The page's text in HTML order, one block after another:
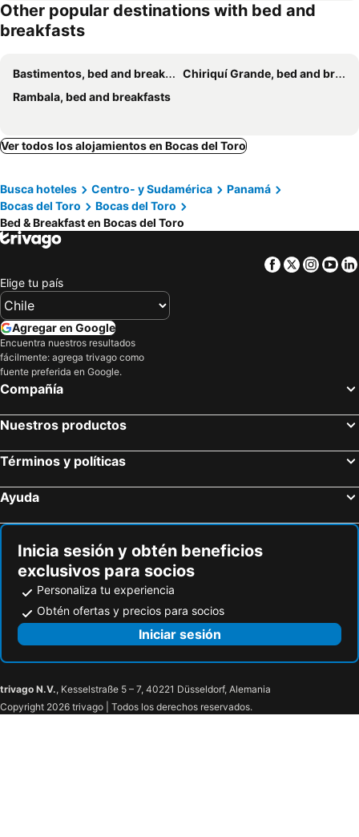
Other popular destinations with bed and
breakfasts
Bastimentos, bed and breakfasts
Chiriquí Grande, bed and breakfasts
Rambala, bed and breakfasts
Ver todos los alojamientos en Bocas del Toro
Busca hoteles Centro- y Sudamérica
Panamá
Bocas del Toro
Bocas del Toro
Bed & Breakfast en Bocas del Toro
Facebook
Twitter
Elige tu país
Agregar en Google
Encuentra nuestros resultados
fácilmente: agrega trivago como
fuente preferida en Google.
Compañía
Nuestros productos
Términos y políticas
Ayuda
Inicia sesión y obtén beneficios
exclusivos para socios
Personaliza tu experiencia
Obtén ofertas y precios para socios
Iniciar sesión
trivago N.V., Kesselstraße 5 – 7, 40221 Düsseldorf, Alemania
Copyright 2026 trivago | Todos los derechos reservados.